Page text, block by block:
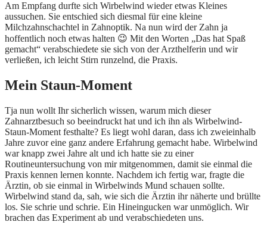
Am Empfang durfte sich Wirbelwind wieder etwas Kleines
aussuchen. Sie entschied sich diesmal für eine kleine
Milchzahnschachtel in Zahnoptik. Na nun wird der Zahn ja
hoffentlich noch etwas halten 😉 Mit den Worten „Das hat Spaß
gemacht“ verabschiedete sie sich von der Arzthelferin und wir
verließen, ich leicht Stirn runzelnd, die Praxis.
Mein Staun-Moment
Tja nun wollt Ihr sicherlich wissen, warum mich dieser
Zahnarztbesuch so beeindruckt hat und ich ihn als Wirbelwind-
Staun-Moment festhalte? Es liegt wohl daran, dass ich zweieinhalb
Jahre zuvor eine ganz andere Erfahrung gemacht habe. Wirbelwind
war knapp zwei Jahre alt und ich hatte sie zu einer
Routineuntersuchung von mir mitgenommen, damit sie einmal die
Praxis kennen lernen konnte. Nachdem ich fertig war, fragte die
Ärztin, ob sie einmal in Wirbelwinds Mund schauen sollte.
Wirbelwind stand da, sah, wie sich die Ärztin ihr näherte und brüllte
los. Sie schrie und schrie. Ein Hineingucken war unmöglich. Wir
brachen das Experiment ab und verabschiedeten uns.